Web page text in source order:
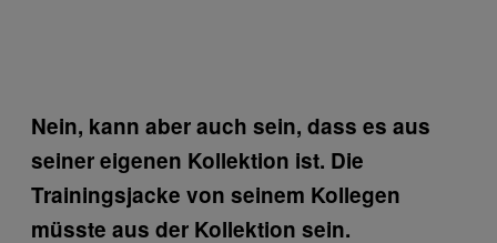
Nein, kann aber auch sein, dass es aus
seiner eigenen Kollektion ist. Die
Trainingsjacke von seinem Kollegen
müsste aus der Kollektion sein.